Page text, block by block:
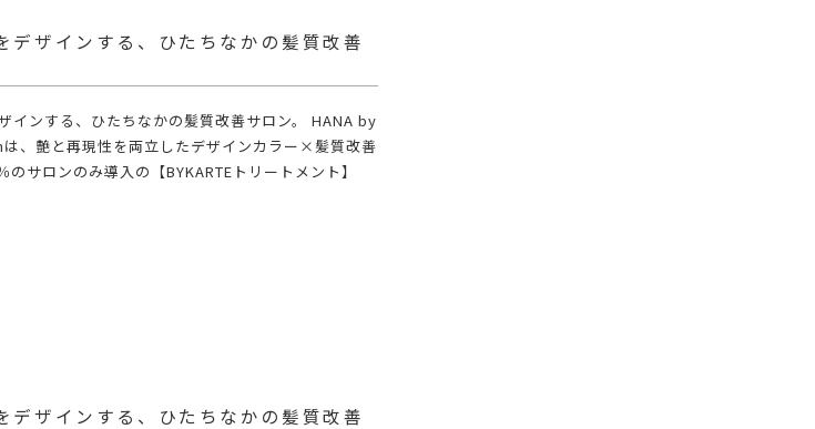
デザインする、ひたちなかの髪質改善
インする、ひたちなかの髪質改善サロン。 HANA by
、艶と再現性を両立したデザインカラー×髪質改善
のサロンのみ導入の【BYKARTEトリートメント】
デザインする、ひたちなかの髪質改善